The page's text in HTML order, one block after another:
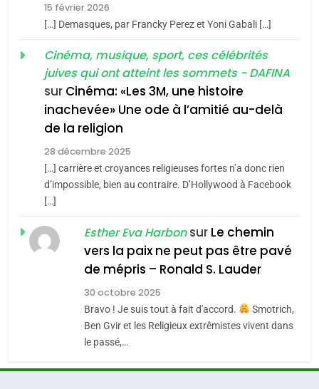
«Tu dis génocide, je dis
guerre»: La nouvelle
chanson de Boy George
ISRAÉL JUDAISME
Accords d’Isaac:
l’alliance pourrait
s’étendre à 13 pays
d’Amérique latine
ISRAÉL JUDAISME
2025, l’année la plus
meurtrière selon le
15 février 2026
[…] Demasques, par Francky Perez et Yoni Gabali […]
Cinéma, musique, sport, ces célébrités
juives qui ont atteint les sommets - DAFINA
sur Cinéma: «Les 3M, une histoire
inachevée» Une ode à l’amitié au-delà
de la religion
28 décembre 2025
[…] carrière et croyances religieuses fortes n’a donc rien
d’impossible, bien au contraire. D’Hollywood à Facebook
[…]
Esther Eva Harbonsur Le chemin
vers la paix ne peut pas être pavé
de mépris – Ronald S. Lauder
30 octobre 2025
Bravo ! Je suis tout à fait d'accord.
Smotrich,
Ben Gvir et les Religieux extrêmistes vivent dans
le passé,…
meurtrière selon le rapport
l’antisémitisme
FIÈRE, DIGNE ET RÉSILIENTE :
POURQUOI JE REVENDIQUE
MA JUDAÏTE par Thérèse
Zrihen-Dvir
ISRAÉL
CE QUI NOUS MANQUE –
JUDAISME
Maroc : Les amandes de
Tafraout, le miel de Tadla
Azilal consacrés produits
du terroir
DAFINA MAROC
Oeil ravageur – Vanessa De